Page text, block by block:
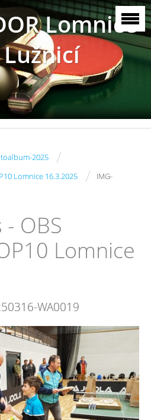
Lomnice
2025 /
Lomnice 16.3.2025 /
IMG-
OBS
Lomnice
WA0019